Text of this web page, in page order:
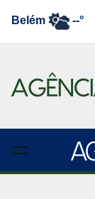
Belém --°